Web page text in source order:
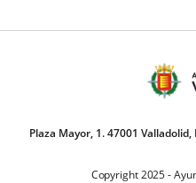
Plaza Mayor, 1. 47001
Copyright 2025 -